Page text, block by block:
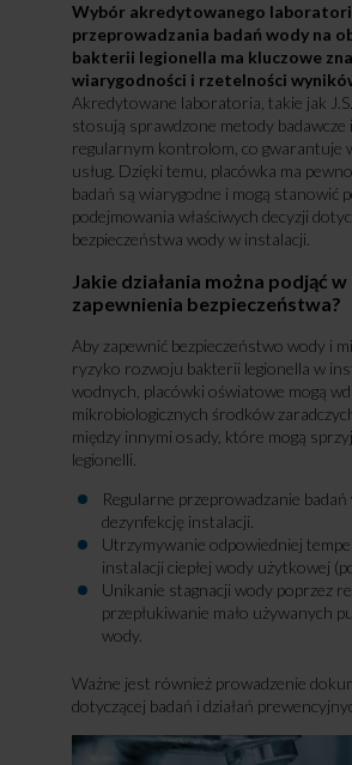
Wybór akredytowanego
przeprowadzania badań wody na
bakterii legionella ma kluczowe
wiarygodności i rzetelności
Akredytowane laboratoria, takie jak
stosują sprawdzone metody badawcze
regularnym kontrolom, co gwarantuje
usług. Dzięki temu, placówka ma
badań są wiarygodne i mogą stanowić
podejmowania właściwych decyzji
bezpieczeństwa wody w instalacji.
Jakie działania można podjąć w
zapewnienia bezpieczeństwa?
Aby zapewnić bezpieczeństwo wody i
ryzyko rozwoju bakterii legionella w
wodnych, placówki oświatowe mogą
mikrobiologicznych środków
między innymi osady, które mogą
legionelli.
Regularne przeprowadzanie badań
dezynfekcję instalacji.
Utrzymywanie odpowiedniej
instalacji ciepłej wody użytkowej
Unikanie stagnacji wody poprzez
przepłukiwanie mało używanych
wody.
Ważne jest również prowadzenie
dotyczącej badań i działań